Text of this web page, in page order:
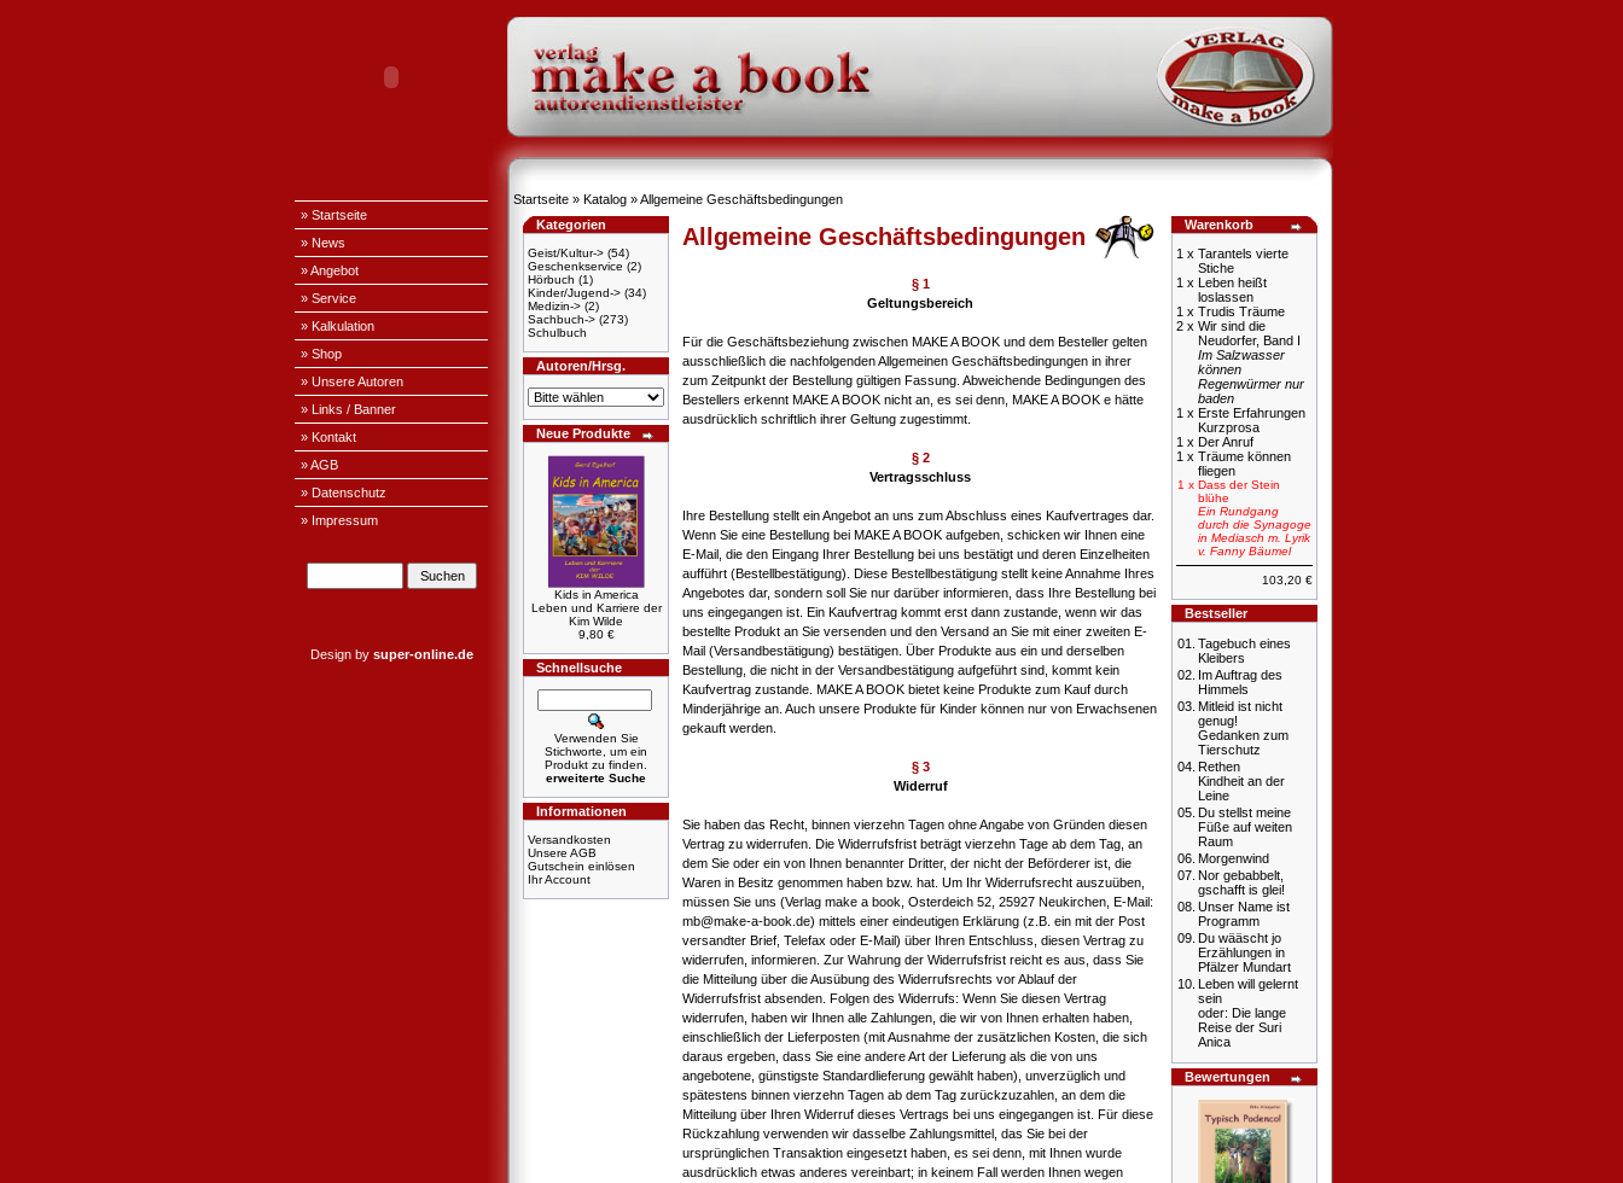
» Startseite
» News
» Angebot
» Service
» Kalkulation
» Shop
» Unsere Autoren
» Links / Banner
» Kontakt
» AGB
» Datenschutz
» Impressum
Design by super-online.de
Startseite » Katalog »Allgemeine Geschäftsbedingungen
Kategorien
Geist/Kultur-> (54)
Geschenkservice (2)
Hörbuch (1)
Kinder/Jugend-> (34)
Medizin-> (2)
Sachbuch-> (273)
Schulbuch
Autoren/Hrsg.
Neue Produkte
Kids in America
Leben und Karriere der
Kim Wilde
9,80 €
Schnellsuche
Verwenden Sie
Stichworte, um ein
Produkt zu finden.
erweiterte Suche
Informationen
Versandkosten
Unsere AGB
Gutschein einlösen
Ihr Account
Allgemeine Geschäftsbedingungen
§ 1
Geltungsbereich
Für die Geschäftsbeziehung zwischen MAKE A BOOK und dem Besteller gelten
ausschließlich die nachfolgenden Allgemeinen Geschäftsbedingungen in ihrer
zum Zeitpunkt der Bestellung gültigen Fassung. Abweichende Bedingungen des
Bestellers erkennt MAKE A BOOK nicht an, es sei denn, MAKE A BOOK e hätte
ausdrücklich schriftlich ihrer Geltung zugestimmt.
§ 2
Vertragsschluss
Ihre Bestellung stellt ein Angebot an uns zum Abschluss eines Kaufvertrages dar.
Wenn Sie eine Bestellung bei MAKE A BOOK aufgeben, schicken wir Ihnen eine
E-Mail, die den Eingang Ihrer Bestellung bei uns bestätigt und deren Einzelheiten
aufführt (Bestellbestätigung). Diese Bestellbestätigung stellt keine Annahme Ihres
Angebotes dar, sondern soll Sie nur darüber informieren, dass Ihre Bestellung bei
uns eingegangen ist. Ein Kaufvertrag kommt erst dann zustande, wenn wir das
bestellte Produkt an Sie versenden und den Versand an Sie mit einer zweiten E-
Mail (Versandbestätigung) bestätigen. Über Produkte aus ein und derselben
Bestellung, die nicht in der Versandbestätigung aufgeführt sind, kommt kein
Kaufvertrag zustande. MAKE A BOOK bietet keine Produkte zum Kauf durch
Minderjährige an. Auch unsere Produkte für Kinder können nur von Erwachsenen
gekauft werden.
§ 3
Widerruf
Sie haben das Recht, binnen vierzehn Tagen ohne Angabe von Gründen diesen
Vertrag zu widerrufen. Die Widerrufsfrist beträgt vierzehn Tage ab dem Tag, an
dem Sie oder ein von Ihnen benannter Dritter, der nicht der Beförderer ist, die
Waren in Besitz genommen haben bzw. hat. Um Ihr Widerrufsrecht auszuüben,
müssen Sie uns (Verlag make a book, Osterdeich 52, 25927 Neukirchen, E-Mail:
mb@make-a-book.de) mittels einer eindeutigen Erklärung (z.B. ein mit der Post
versandter Brief, Telefax oder E-Mail) über Ihren Entschluss, diesen Vertrag zu
widerrufen, informieren. Zur Wahrung der Widerrufsfrist reicht es aus, dass Sie
die Mitteilung über die Ausübung des Widerrufsrechts vor Ablauf der
Widerrufsfrist absenden. Folgen des Widerrufs: Wenn Sie diesen Vertrag
widerrufen, haben wir Ihnen alle Zahlungen, die wir von Ihnen erhalten haben,
einschließlich der Lieferposten (mit Ausnahme der zusätzlichen Kosten, die sich
daraus ergeben, dass Sie eine andere Art der Lieferung als die von uns
angebotene, günstigste Standardlieferung gewählt haben), unverzüglich und
spätestens binnen vierzehn Tagen ab dem Tag zurückzuzahlen, an dem die
Mitteilung über Ihren Widerruf dieses Vertrags bei uns eingegangen ist. Für diese
Rückzahlung verwenden wir dasselbe Zahlungsmittel, das Sie bei der
ursprünglichen Transaktion eingesetzt haben, es sei denn, mit Ihnen wurde
ausdrücklich etwas anderes vereinbart; in keinem Fall werden Ihnen wegen
Warenkorb
1 x Tarantels vierte
Stiche
1 x Leben heißt
loslassen
1 x Trudis Träume
2 x Wir sind die
Neudorfer, Band I
Im Salzwasser
können
Regenwürmer nur
baden
1 x Erste Erfahrungen
Kurzprosa
1 x Der Anruf
1 x Träume können
fliegen
1 x Dass der Stein
blühe
Ein Rundgang
durch die Synagoge
in Mediasch m. Lyrik
v. Fanny Bäumel
103,20 €
Bestseller
01. Tagebuch eines
Kleibers
02. Im Auftrag des
Himmels
03. Mitleid ist nicht
genug!
Gedanken zum
Tierschutz
04. Rethen
Kindheit an der
Leine
05. Du stellst meine
Füße auf weiten
Raum
06. Morgenwind
07. Nor gebabbelt,
gschafft is glei!
08. Unser Name ist
Programm
09. Du wääscht jo
Erzählungen in
Pfälzer Mundart
10. Leben will gelernt
sein
oder: Die lange
Reise der Suri
Anica
Bewertungen